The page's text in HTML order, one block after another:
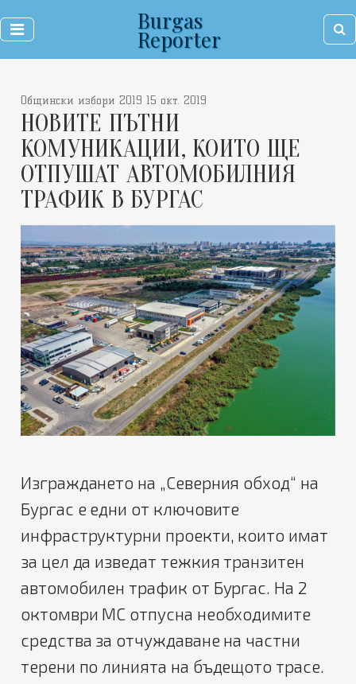
Burgas
Reporter
Общински избори 2019 15 окт. 2019
НОВИТЕ ПЪТНИ
КОМУНИКАЦИИ, КОИТО ЩЕ
ОТПУШАТ АВТОМОБИЛНИЯ
ТРАФИК В БУРГАС
Изграждането на „Северния обход“ на
Бургас е едни от ключовите
инфраструктурни проекти, които имат
за цел да изведат тежкия транзитен
автомобилен трафик от Бургас. На 2
октомври МС отпусна необходимите
средства за отчуждаване на частни
терени по линията на бъдещото трасе.